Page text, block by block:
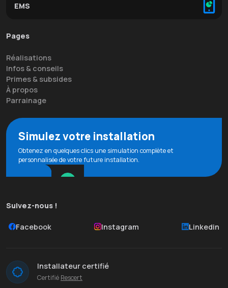
EMS
Pages
Réalisations
Infos & conseils
Primes & subsides
À propos
Parrainage
Simulez votre installation
Obtenez en quelques clics une simulation complète et
personnalisée de votre future installation.
Suivez-nous !
Facebook Instagram Linkedin
Installateur certifié
Certifié Rescert